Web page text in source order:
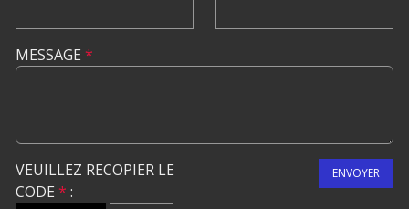
MESSAGE *
VEUILLEZ RECOPIER LE
CODE * :
ENVOYER